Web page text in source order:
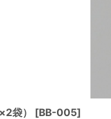
袋） [BB-005]